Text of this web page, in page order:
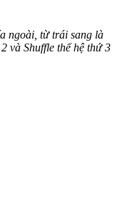
ngoài, từ trái sang là
và Shuffle thế hệ thứ 3